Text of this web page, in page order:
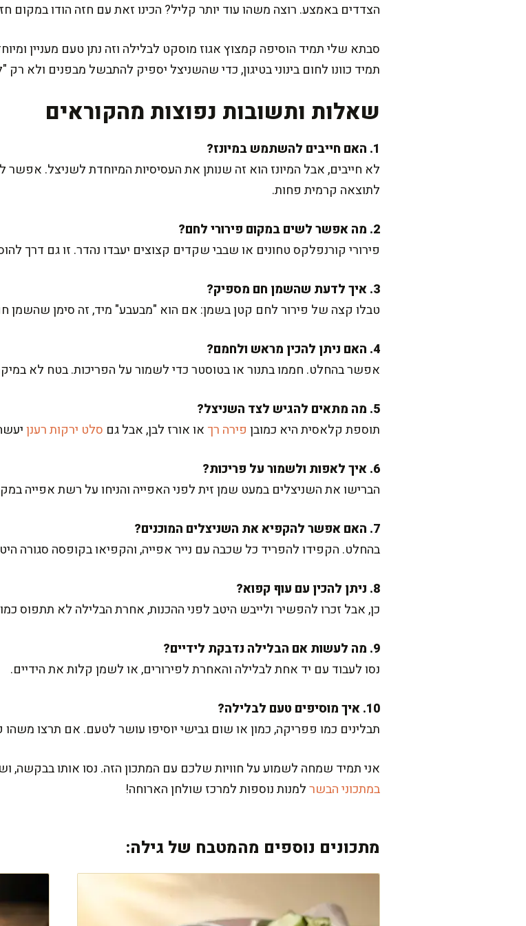
הצדדים באמצע. רוצה משהו עוד יותר קליל? הכינו זאת עם חזה הודו במקום
סבתא שלי תמיד הוסיפה קמצוץ אגוז מוסקט לבלילה וזה נתן טעם מעניין
תמיד כוונו לחום בינוני בטיגון, כדי שהשניצל יספיק להתבשל מבפנים ולא
שאלות ותשובות נפוצות מהקוראים
1. האם חייבים להשתמש במיונז?
לא חייבים, אבל המיונז הוא זה שנותן את העסיסיות המיוחדת לשניצל.
לתוצאה קרמית פחות.
2. מה אפשר לשים במקום פירורי לחם?
פירורי קורנפלקס טחונים או שבבי שקדים קצוצים יעבדו נהדר. זו גם דרך
3. איך לדעת שהשמן חם מספיק?
טבלו קצה של פירור לחם קטן בשמן: אם הוא "מבעבע" מיד, זה סימן שהשמן חם
4. האם ניתן להכין מראש ולחמם?
אפשר בהחלט. חממו בתנור או בטוסטר כדי לשמור על הפריכות. בטח לא
5. מה מתאים להגיש לצד השניצל?
תוספת קלאסית היא כמובן פירה רךאו אורז לבן, אבל גם סלט ירקות רענן
6. איך לאפות ולשמור על פריכות?
הברישו את השניצלים במעט שמן זית לפני האפייה והניחו על רשת אפייה
7. האם אפשר להקפיא את השניצלים המוכנים?
בהחלט. הקפידו להפריד כל שכבה עם נייר אפייה, והקפיאו בקופסה סגורה
8. ניתן להכין עם עוף קפוא?
כן, אבל זכרו להפשיר ולייבש היטב לפני ההכנות, אחרת הבלילה לא תתפוס
9. מה לעשות אם הבלילה נדבקת לידיים?
נסו לעבוד עם יד אחת לבלילה והאחרת לפירורים, או לשמן קלות את הידיים.
10. איך מוסיפים טעם לבלילה?
תבלינים כמו פפריקה, כמון או שום גבישי יוסיפו עושר לטעם. אם תרצו
אני תמיד שמחה לשמוע על חוויות שלכם עם המתכון הזה. נסו אותו בבקשה,
במתכוני הבשרלמנות נוספות למרכז שולחן הארוחה!
מתכונים נוספים מהמטבח של גילה: